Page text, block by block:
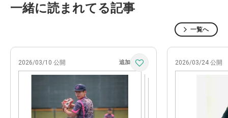
一緒に読まれてる記事
一覧へ
2026/03/10 公開 2026/03/24 公開